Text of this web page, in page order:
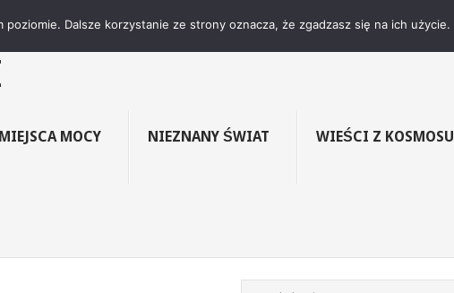
KLUB CZYTELNIKÓW W
MIEJSCA MOCY NIEZNANY ŚWIAT WIEŚCI Z KOSMOSU
Dalsze korzystanie ze strony oznacza, że zgadzasz się na ich użycie.